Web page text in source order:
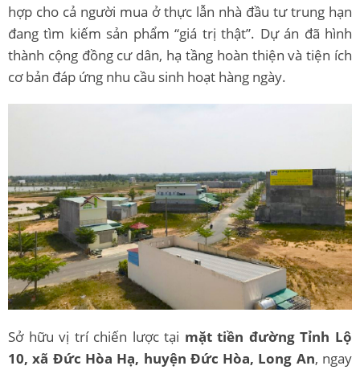
hợp cho cả người mua ở thực lẫn nhà đầu tư trung hạn
đang tìm kiếm sản phẩm “giá trị thật”. Dự án đã hình
thành cộng đồng cư dân, hạ tầng hoàn thiện và tiện ích
cơ bản đáp ứng nhu cầu sinh hoạt hàng ngày.
Sở hữu vị trí chiến lược tại mặt tiền đường Tỉnh Lộ
10, xã Đức Hòa Hạ, huyện Đức Hòa, Long An, ngay